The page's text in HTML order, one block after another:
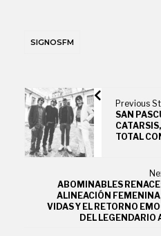
SIGNOSFM
Previous
SAN
TOTAL
ABOMINABLES
ALINEACIÓN
VIDAS Y EL RETORNO
DEL LEGENDARIO